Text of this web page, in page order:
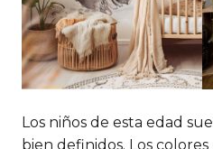
Los niños de esta edad
bien definidos. Los